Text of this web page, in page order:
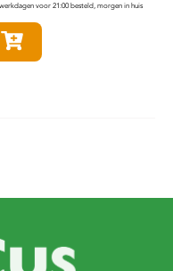
voor 21:00 besteld, morgen in huis